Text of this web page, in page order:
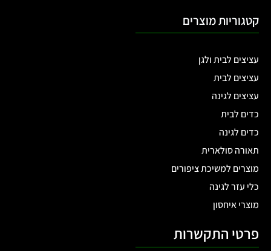
קטגוריות מוצרים
עציצים לבית ולגן
עציצים לבית
עציצים לגינה
כדים לבית
כדים לגינה
תאורה סולארית
מוצרים למשיכת ציפורים
כלי עזר לגינה
מוצרי איחסון
פרטי התקשרות